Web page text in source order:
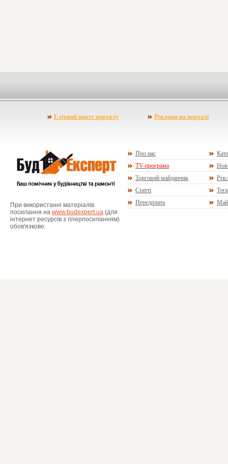
Елітний пакет порталу Реклама на порталі
При використанні матеріалів
посилання на www.budexpert.ua (для
інтернет ресурсів з гіперпосиланням)
обов'язкове.
Про нас
TV-програма
Торговий майданчик
Статті
Теги
Передплата